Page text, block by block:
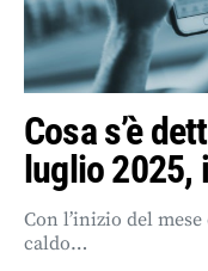
Cosa s’è
luglio 2025,
Con l’inizio del
caldo…